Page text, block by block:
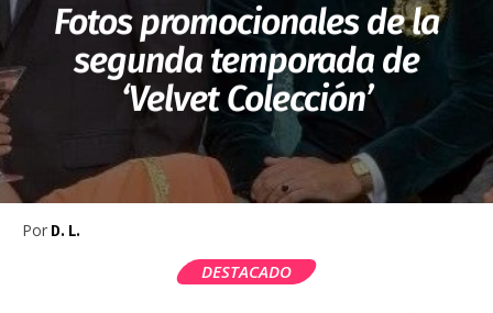
Fotos promocionales de la
segunda temporada de
‘Velvet Colección’
Por D. L.
DESTACADO